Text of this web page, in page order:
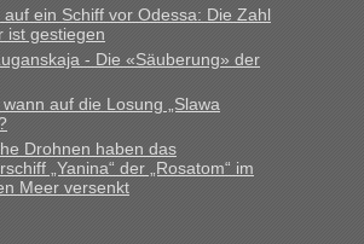
ist es die erste Umsteigefreie
Dokumente • Re: Deklaration
beim Zoll
Briefchen meiner Frau im Gepäck
auf ein Schiff vor Odessa: Die Zahl
ist gestiegen
- Die «Säuberung» der
auf die Losung „Slawa
Drohnen haben das
„Yanina“ der „Rosatom“ im
Meer versenkt